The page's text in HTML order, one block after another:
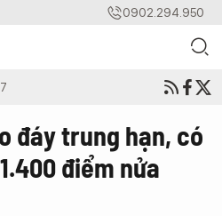
0902.294.950
đáy trung hạn, có
điểm nửa